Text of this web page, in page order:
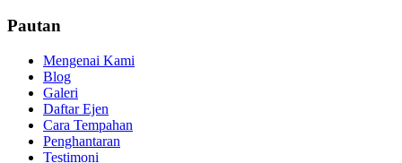
Pautan
Mengenai Kami
Blog
Galeri
Daftar Ejen
Cara Tempahan
Penghantaran
Testimoni